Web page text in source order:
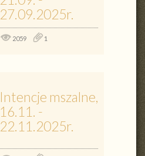
27.09.2025r.
2059 1
Intencje mszalne,
16.11. -
22.11.2025r.